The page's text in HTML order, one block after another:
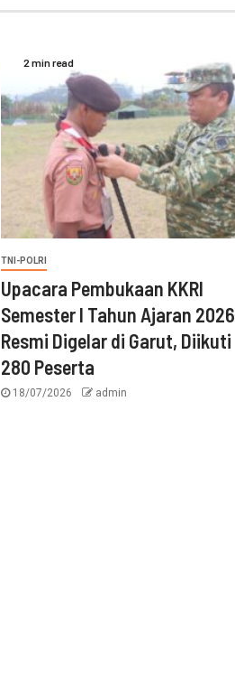
2 min read
TNI-POLRI
Upacara Pembukaan KKRI
Semester I Tahun Ajaran 2026
Resmi Digelar di Garut, Diikuti
280 Peserta
18/07/2026 admin